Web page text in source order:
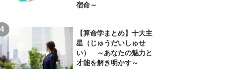
宿命～
【算命学まとめ】十大主
星（じゅうだいしゅせ
い） ～あなたの魅力と
才能を解き明かす～